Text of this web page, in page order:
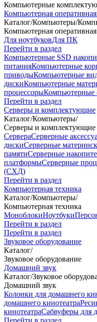
Компьютерные
Компьютерная
Каталог/Компьютеры/
Компьютерная
Для ноутбуковДля ПК
Перейти в раздел
Компьютерные SSD
питанияКомпьютерные
приводыКомпьютерные
дискиКомпьютерные
процессорыКомпьютерные
Перейти в раздел
Серверы и комплектующие
Каталог/Компьютеры/
Серверы и комплектующие
СервераСерверные
дискиСерверные
памятиСерверные
платформыСерверные
(СХД)
Перейти в раздел
Компьютерная техника
Каталог/Компьютеры/
Компьютерная техника
МоноблокиНоутбуки
Перейти в раздел
Перейти в раздел
Звуковое оборудование
Каталог/
Звуковое оборудование
Домашний звук
Каталог/Звуковое
Домашний звук
Колонки для домашнего
домашнего кинотеатра
кинотеатраСабвуферы для
Перейти в раздел